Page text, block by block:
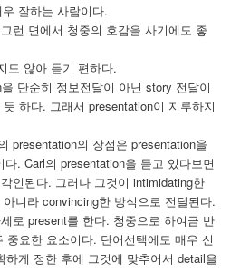
잘하는 사람이다.
런 면에서 청중의 호감을 사기에도 좋
도 않아 듣기 편하다.
단순히 정보전달이 아닌 story 전달이
하다. 그래서 presentation이 지루하지
presentation의 장점은 presentation을
. Carl의 presentation을 듣고 있다보면
인된다. 그러나 그것이 intimidating한
니라 convincing한 방식으로 전달된다.
세로 present를 한다. 청중으로 하여금 반
중요한 요소이다. 단어선택에도 매우 신
하게 정한 후에 그것에 맞추어서 detail을